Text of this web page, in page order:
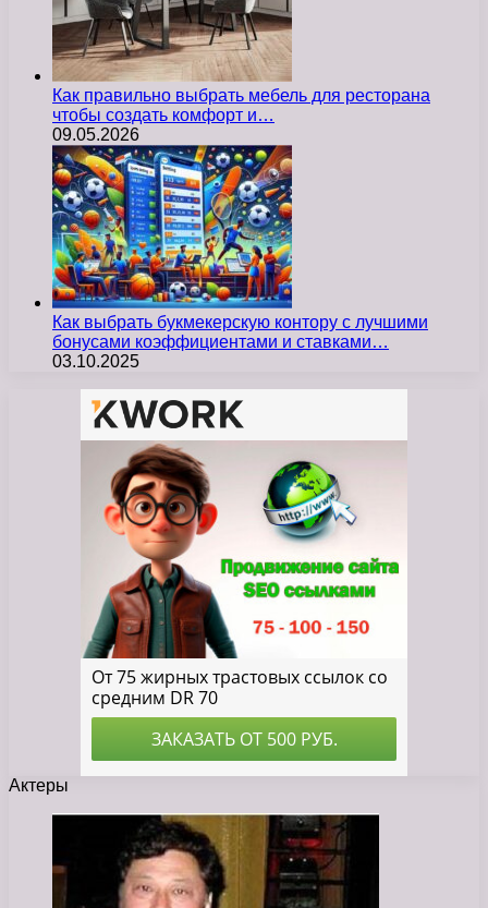
Как правильно выбрать мебель для ресторана
чтобы создать комфорт и…
09.05.2026
Как выбрать букмекерскую контору с лучшими
бонусами коэффициентами и ставками…
03.10.2025
Актеры